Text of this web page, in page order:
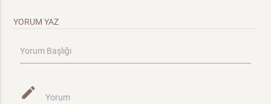
YORUM YAZ
Yorum Başlığı
mode_edit Yorum